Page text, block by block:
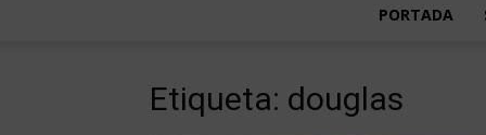
PORTADA
Etiqueta: douglas